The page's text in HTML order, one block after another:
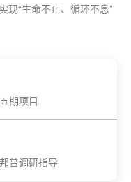
现“生命不止、循环不息”
期项目
普调研指导